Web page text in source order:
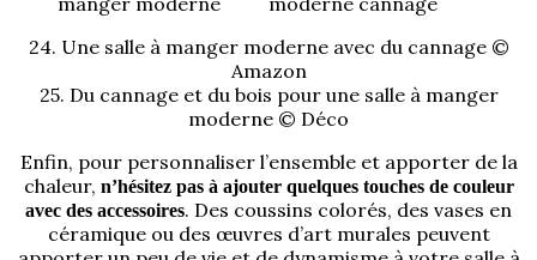
24. Une salle à manger moderne avec du cannage ©
Amazon
25. Du cannage et du bois pour une salle à manger
moderne © Déco
Enfin, pour personnaliser l’ensemble et apporter de la
chaleur, n’hésitez pas à ajouter quelques touches de couleur
avec des accessoires. Des coussins colorés, des vases en
céramique ou des œuvres d’art murales peuvent